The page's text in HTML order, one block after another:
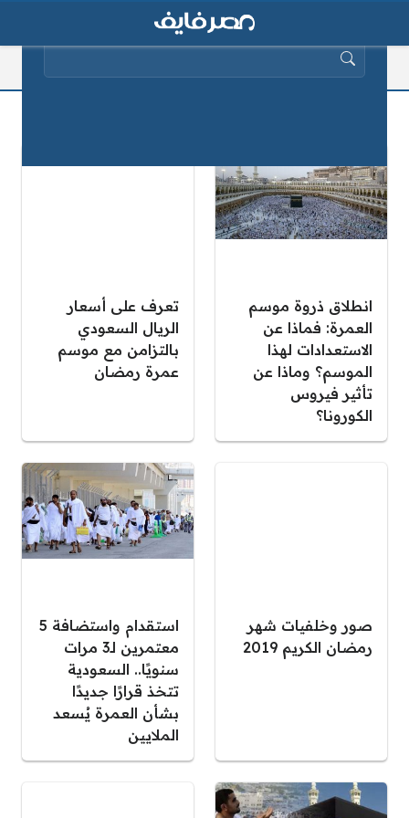
انطلاق ذروة موسم
العمرة: فماذا عن
الاستعدادات لهذا
الموسم؟ وماذا عن
تأثير فيروس
الكورونا؟
تعرف على أسعار
الريال السعودي
بالتزامن مع موسم
عمرة رمضان
صور وخلفيات شهر
رمضان الكريم 2019
استقدام واستضافة 5
معتمرين لـ3 مرات
سنويًا.. السعودية
تتخذ قرارًا جديدًا
بشأن العمرة يُسعد
الملايين
البحث عن: